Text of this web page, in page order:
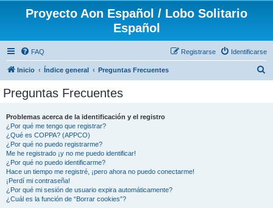
Proyecto Aon Español / Lobo Solitario
Español
FAQ Identificarse
Registrarse
Inicio Índice general Preguntas Frecuentes
Preguntas Frecuentes
Problemas acerca de la identificación y el registro
¿Por qué me tengo que registrar?
¿Qué es COPPA? (APPCO)
¿Por qué no puedo registrarme?
Me he registrado ¡y no me puedo identificar!
¿Por qué no puedo identificarme?
Hace un tiempo me registré, ¡pero ahora no puedo conectarme!
¡Perdí mi contraseña!
¿Por qué mi sesión de usuario expira automáticamente?
¿Cuál es la función de “Borrar cookies”?